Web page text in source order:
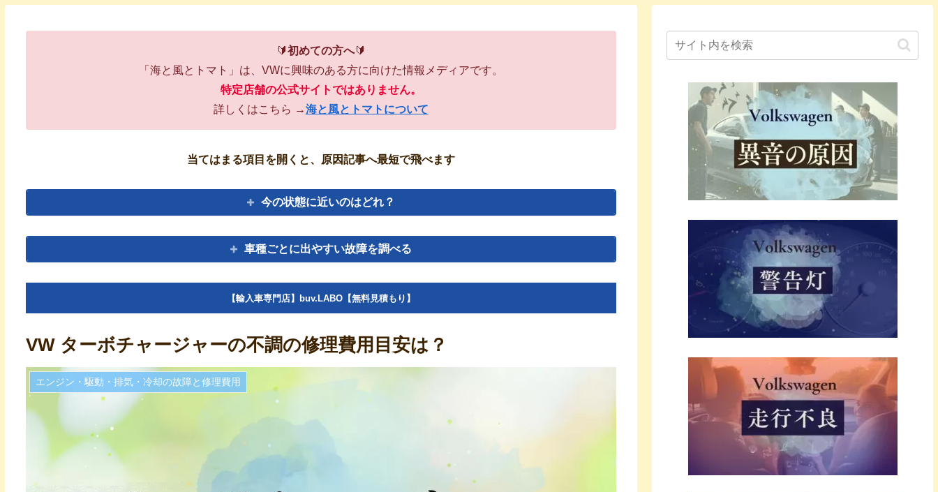
🔰初めての方へ🔰
「海と風とトマト」は、VWに興味のある方に向けた情報メディアです。
特定店舗の公式サイトではありません。
詳しくはこちら →海と風とトマトについて
当てはまる項目を開くと、原因記事へ最短で飛べます
今の状態に近いのはどれ？
車種ごとに出やすい故障を調べる
【輸入車専門店】buv.LABO【無料見積もり】
VW ターボチャージャーの不調の修理費用目安は？
エンジン・駆動・排気・冷却の故障と修理費用